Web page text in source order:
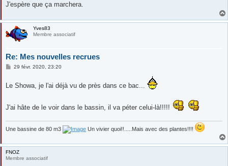
J'espère que ça marchera.
Yves83
Membre associatif
Re: Mes nouvelles recrues
M
s
29 févr. 2020, 23:20
Le Showa, je l'ai déjà vu de près dans ce bac...
J'ai hâte de le voir dans le bassin, il va péter celui-là!!!!!
Une bassine de 80 m3 Un vivier quoi!!.....Mais avec des plantes!!!!
FNOZ
Membre associatif